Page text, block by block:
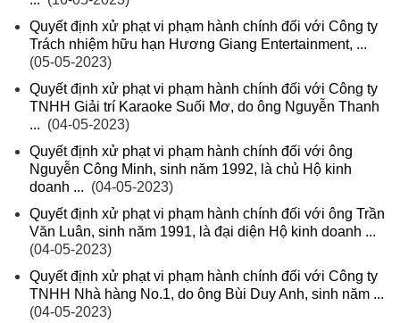
Quyết định xử phạt vi phạm hành chính đối với Công ty
Trách nhiệm hữu hạn Hương Giang Entertainment, ...
(05-05-2023)
Quyết định xử phạt vi phạm hành chính đối với Công ty
TNHH Giải trí Karaoke Suối Mơ, do ông Nguyễn Thanh
... (04-05-2023)
Quyết định xử phạt vi phạm hành chính đối với ông
Nguyễn Công Minh, sinh năm 1992, là chủ Hộ kinh
doanh ... (04-05-2023)
Quyết định xử phạt vi phạm hành chính đối với ông Trần
Văn Luân, sinh năm 1991, là đại diện Hộ kinh doanh ...
(04-05-2023)
Quyết định xử phạt vi phạm hành chính đối với Công ty
TNHH Nhà hàng No.1, do ông Bùi Duy Anh, sinh năm ...
(04-05-2023)